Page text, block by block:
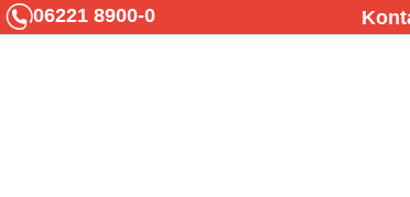
06221 8900-0